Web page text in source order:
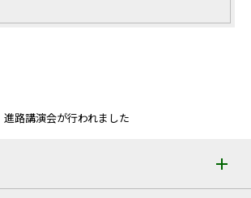
進路講演会が行われました